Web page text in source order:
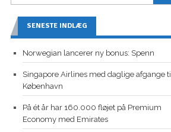
SENESTE INDLÆG
Norwegian lancerer ny bonus: Spenn
Singapore Airlines med daglige afgange til
København
På ét år har 160.000 fløjet på Premium
Economy med Emirates